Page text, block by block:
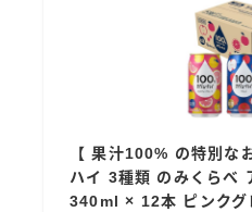
【 果汁100% の特別な
ハイ 3種類 のみくらべ
340ml × 12本 ピンクグ